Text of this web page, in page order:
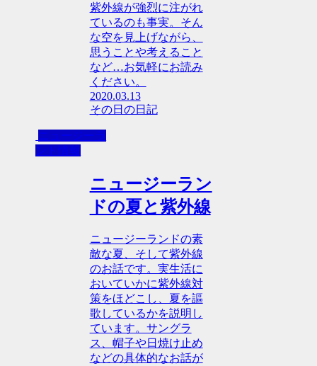
紫外線が強烈に注がれ
ているのも事実。そん
な空を見上げながら、
思うことや考えること
など…お気軽にお読み
ください。
2020.03.13
その日の日記
ニュージーラ
ンド情報
ニュージーラン
ドの夏と紫外線
ニュージーランドの素
敵な夏、そして紫外線
のお話です。実生活に
おいていかに紫外線対
策をほどこし、夏を謳
歌しているかを説明し
ています。サングラ
ス、帽子や日焼け止め
などの具体的なお話が